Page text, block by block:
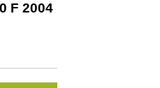
F 2004